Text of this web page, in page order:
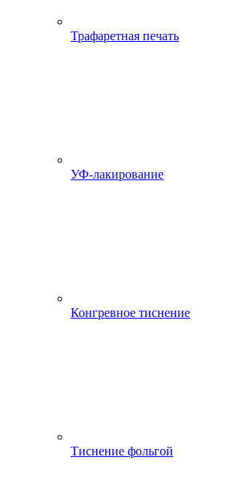
Трафаретная печать
УФ-лакирование
Конгревное тиснение
Тиснение фольгой